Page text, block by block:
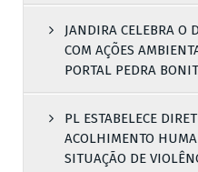
JANDIRA CELEBRA
COM AÇÕES
PORTAL PEDRA
PL ESTABELECE
ACOLHIMENTO
SITUAÇÃO DE